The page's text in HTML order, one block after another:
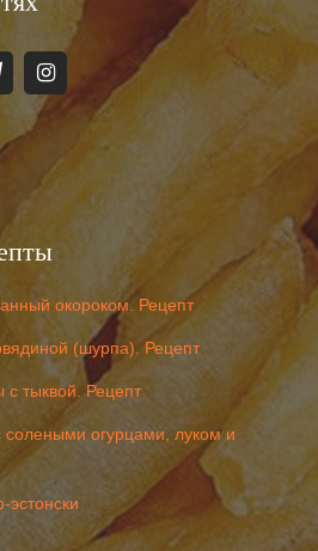
окороком. Рецепт
(шурпа). Рецепт
с тыквой. Рецепт
огурцами, луком и